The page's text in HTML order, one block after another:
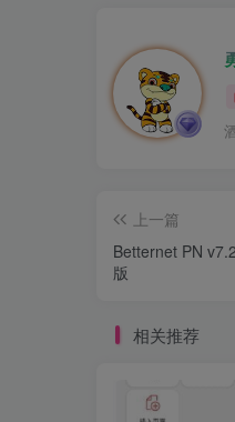
上一篇
Betternet PN
版
相关推荐